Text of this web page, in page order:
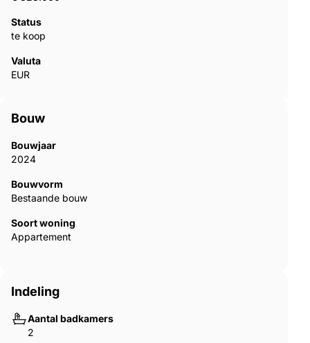
Status
te koop
Valuta
EUR
Bouw
Bouwjaar
2024
Bouwvorm
Bestaande bouw
Soort woning
Appartement
Indeling
Aantal badkamers
2